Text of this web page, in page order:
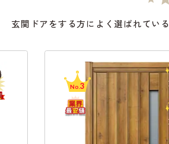
玄関ドアをする方によく選ばれてい